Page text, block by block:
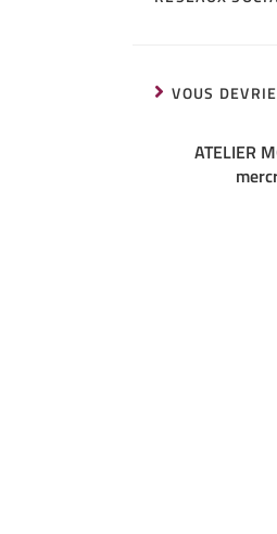
VOUS
ATELIER